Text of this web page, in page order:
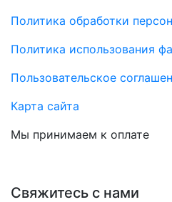
Политика обработки
Политика использования
Пользовательское
Карта сайта
Мы принимаем к оплате
Свяжитесь с нами